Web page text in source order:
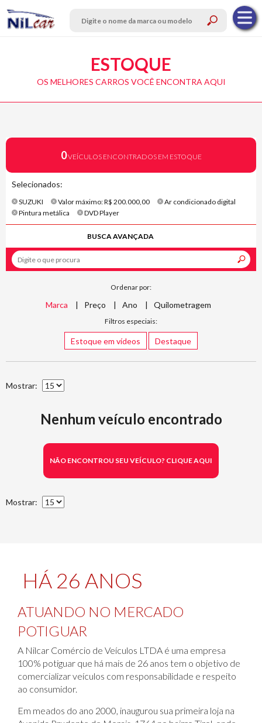
ESTOQUE
OS MELHORES CARROS VOCÊ ENCONTRA AQUI
0VEÍCULOS ENCONTRADOS EM ESTOQUE
Selecionados:
SUZUKI Valor máximo: R$ 200.000,00
Ar condicionado digital
Pintura metálica
DVD Player
BUSCA AVANÇADA
Ordenar por:
Marca Preço Ano Quilometragem
Filtros especiais:
Estoque em vídeos Destaque
Mostrar:
Nenhum veículo encontrado
NÃO ENCONTROU SEU VEÍCULO? CLIQUE AQUI
Mostrar:
HÁ 26 ANOS
ATUANDO NO MERCADO
POTIGUAR
A Nilcar Comércio de Veículos LTDA é uma empresa
100% potiguar que há mais de 26 anos tem o objetivo de
comercializar veículos com responsabilidade e respeito
ao consumidor.
Em meados do ano 2000, inaugurou sua primeira loja na